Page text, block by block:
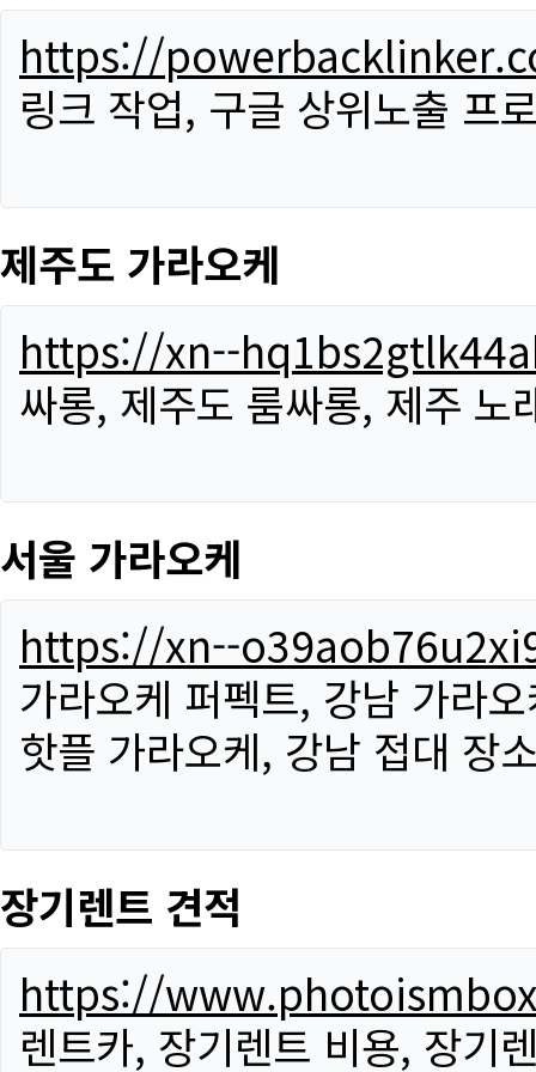
https://
링크 작업, 구글 상위노출 프
제주도 가라오케
https://xn--
싸롱, 제주도 룸싸롱, 제주 노
서울 가라오케
https://xn--
가라오케 퍼펙트, 강남 가라
핫플 가라오케, 강남 접대 장
장기렌트 견적
https://
렌트카, 장기렌트 비용, 장기